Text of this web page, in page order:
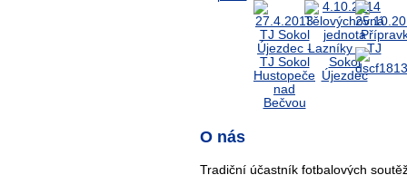
O nás
Tradiční účastník fotbalových